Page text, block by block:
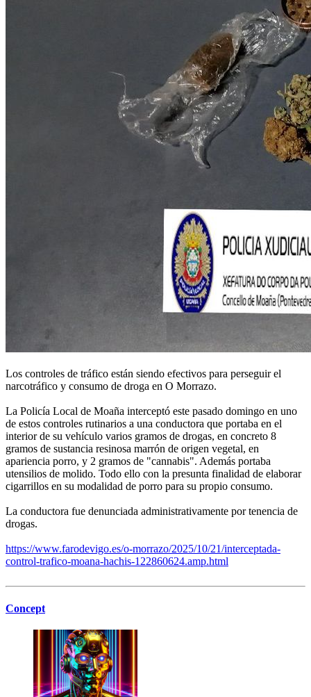
Los controles de tráfico están siendo efectivos para perseguir el
narcotráfico y consumo de droga en O Morrazo.
La Policía Local de Moaña interceptó este pasado domingo en uno
de estos controles rutinarios a una conductora que portaba en el
interior de su vehículo varios gramos de drogas, en concreto 8
gramos de sustancia resinosa marrón de origen vegetal, en
apariencia porro, y 2 gramos de "cannabis". Además portaba
utensilios de molido. Todo ello con la presunta finalidad de elaborar
cigarrillos en su modalidad de porro para su propio consumo.
La conductora fue denunciada administrativamente por tenencia de
drogas.
https://www.farodevigo.es/o-morrazo/2025/10/21/interceptada-
control-trafico-moana-hachis-122860624.amp.html
Concept